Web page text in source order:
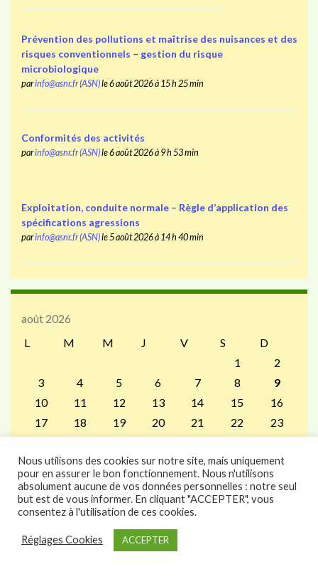
Prévention des pollutions et maîtrise des nuisances et des
risques conventionnels – gestion du risque
microbiologique
parinfo@asnr.fr (ASN)le 6 août 2026 à 15 h 25 min
Conformités des activités
parinfo@asnr.fr (ASN)le 6 août 2026 à 9 h 53 min
Exploitation, conduite normale – Règle d’application des
spécifications agressions
parinfo@asnr.fr (ASN)le 5 août 2026 à 14 h 40 min
août 2026
L
M M J V S
D
1
2
3
4 5 6 7 8
9
10
11 12 13 14 15
16
17
18 19 20 21 22
23
31
« Juil
Nous utilisons des cookies sur notre site, mais uniquement
pour en assurer le bon fonctionnement. Nous n'utilisons
absolument aucune de vos données personnelles : notre seul
but est de vous informer. En cliquant "ACCEPTER", vous
consentez à l'utilisation de ces cookies.
Réglages Cookies ACCEPTER